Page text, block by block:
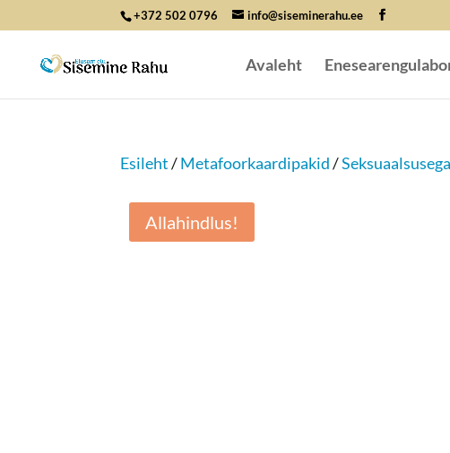
+372 502 0796 info@siseminerahu.ee
Avaleht
Esileht/Metafoorkaardipakid/
Allahindlus!